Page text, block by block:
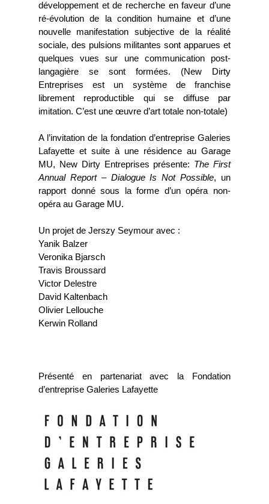
développement et de recherche en faveur d’une
ré-évolution de la condition humaine et d’une
nouvelle manifestation subjective de la réalité
sociale, des pulsions militantes sont apparues et
quelques vues sur une communication post-
langagière se sont formées. (New Dirty
Entreprises est un système de franchise
librement reproductible qui se diffuse par
imitation. C’est une œuvre d’art totale non-totale)
A l’invitation de la fondation d’entreprise Galeries
Lafayette et suite à une résidence au Garage
MU, New Dirty Entreprises présente: The First
Annual Report – Dialogue Is Not Possible, un
rapport donné sous la forme d’un opéra non-
opéra au Garage MU.
Un projet de Jerszy Seymour avec :
Yanik Balzer
Veronika Bjarsch
Travis Broussard
Victor Delestre
David Kaltenbach
Olivier Lellouche
Kerwin Rolland
Présenté en partenariat avec la Fondation
d’entreprise Galeries Lafayette